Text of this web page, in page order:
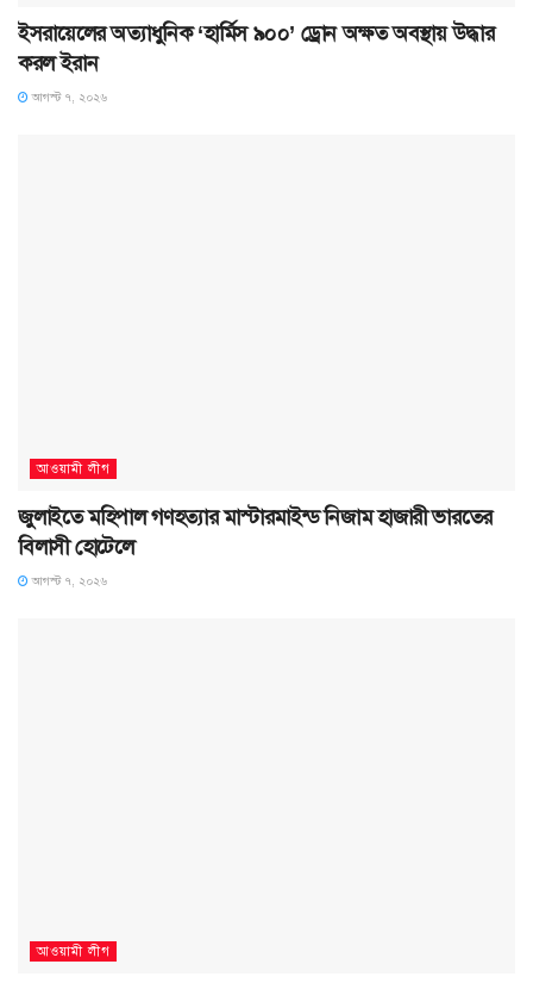
ইসরায়েলের অত্যাধুনিক ‘হার্মিস ৯০০’ ড্রোন অক্ষত অবস্থায় উদ্ধার
করল ইরান
আগস্ট ৭, ২০২৬
আওয়ামী লীগ
জুলাইতে মহিপাল গণহত্যার মাস্টারমাইন্ড নিজাম হাজারী ভারতের
বিলাসী হোটেলে
আগস্ট ৭, ২০২৬
আওয়ামী লীগ